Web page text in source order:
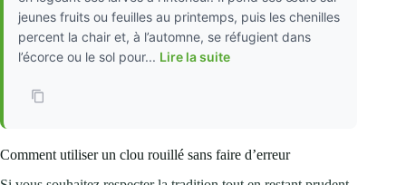
jeunes fruits ou feuilles au printemps, puis les chenilles
percent la chair et, à l’automne, se réfugient dans
l’écorce ou le sol pour... Lire la suite
Comment utiliser un clou rouillé sans faire d’erreur